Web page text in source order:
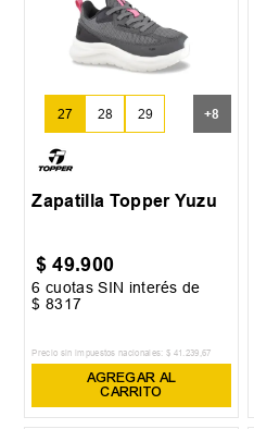
27 28 29 +8
Zapatilla Topper Yuzu
$ 49.900
6 cuotas SIN interés de
$ 8317
Precio sin impuestos nacionales: $ 41 239 67
AGREGAR AL
CARRITO